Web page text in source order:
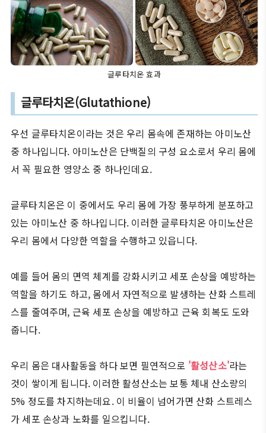
글루타치온 효과
글루타치온(Glutathione)
우선 글루타치온이라는 것은 우리 몸속에 존재하는 아미노산
중 하나입니다. 아미노산은 단백질의 구성 요소로서 우리 몸에
서 꼭 필요한 영양소 중 하나인데요.
글루타치온은 이 중에서도 우리 몸에 가장 풍부하게 분포하고
있는 아미노산 중 하나입니다. 이러한 글루타치온 아미노산은
우리 몸에서 다양한 역할을 수행하고 있읍니다.
예를 들어 몸의 면역 체계를 강화시키고 세포 손상을 예방하는
역할을 하기도 하고, 몸에서 자연적으로 발생하는 산화 스트레
스를 줄여주며, 근육 세포 손상을 예방하고 근육 회복도 도와
줍니다.
우리 몸은 대사활동을 하다 보면 필연적으로 '활성산소'라는
것이 쌓이게 됩니다. 이러한 활성산소는 보통 체내 산소량의
5% 정도를 차지하는데요. 이 비율이 넘어가면 산화 스트레스
가 세포 손상과 노화를 일으킵니다.